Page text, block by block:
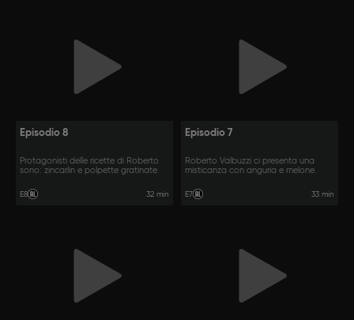
Episodio 8
Protagonisti delle ricette di Roberto
sono: zincarlin e polpette gratinate.
E8 32 min
Episodio 7
Roberto Valbuzzi ci presenta una
misticanza con anguria e melone.
E7 33 min